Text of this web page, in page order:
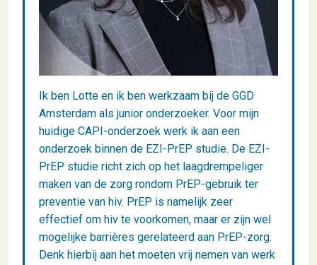
Ik ben Lotte en ik ben werkzaam bij de GGD
Amsterdam als junior onderzoeker. Voor mijn
huidige CAPI-onderzoek werk ik aan een
onderzoek binnen de EZI-PrEP studie. De EZI-
PrEP studie richt zich op het laagdrempeliger
maken van de zorg rondom PrEP-gebruik ter
preventie van hiv. PrEP is namelijk zeer
effectief om hiv te voorkomen, maar er zijn wel
mogelijke barrières gerelateerd aan PrEP-zorg.
Denk hierbij aan het moeten vrij nemen van werk